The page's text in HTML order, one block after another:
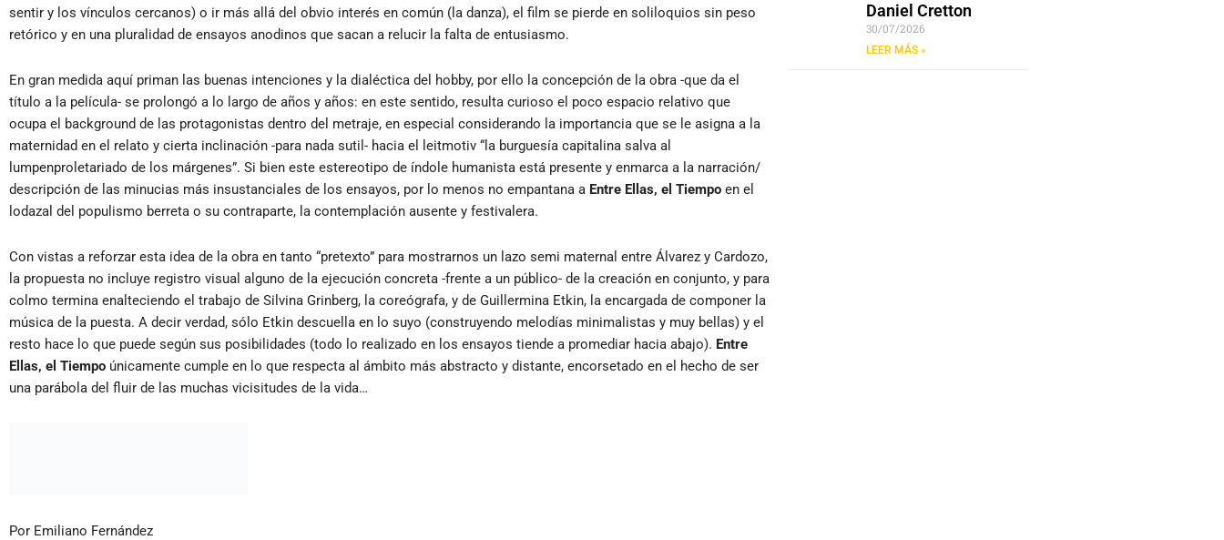
sentir y los vínculos cercanos) o ir más allá del obvio interés en común (la danza), el film se pierde en soliloquios sin peso
retórico y en una pluralidad de ensayos anodinos que sacan a relucir la falta de entusiasmo.
En gran medida aquí priman las buenas intenciones y la dialéctica del hobby, por ello la concepción de la obra -que da el
título a la película- se prolongó a lo largo de años y años: en este sentido, resulta curioso el poco espacio relativo que
ocupa el background de las protagonistas dentro del metraje, en especial considerando la importancia que se le asigna a la
maternidad en el relato y cierta inclinación -para nada sutil- hacia el leitmotiv “la burguesía capitalina salva al
lumpenproletariado de los márgenes”. Si bien este estereotipo de índole humanista está presente y enmarca a la narración/
descripción de las minucias más insustanciales de los ensayos, por lo menos no empantana a Entre Ellas, el Tiempo en el
lodazal del populismo berreta o su contraparte, la contemplación ausente y festivalera.
Con vistas a reforzar esta idea de la obra en tanto “pretexto” para mostrarnos un lazo semi maternal entre Álvarez y Cardozo,
la propuesta no incluye registro visual alguno de la ejecución concreta -frente a un público- de la creación en conjunto, y para
colmo termina enalteciendo el trabajo de Silvina Grinberg, la coreógrafa, y de Guillermina Etkin, la encargada de componer la
música de la puesta. A decir verdad, sólo Etkin descuella en lo suyo (construyendo melodías minimalistas y muy bellas) y el
resto hace lo que puede según sus posibilidades (todo lo realizado en los ensayos tiende a promediar hacia abajo). Entre
Ellas, el Tiempo únicamente cumple en lo que respecta al ámbito más abstracto y distante, encorsetado en el hecho de ser
una parábola del fluir de las muchas vicisitudes de la vida…
Por Emiliano Fernández
Daniel Cretton
30/07/2026
LEER MÁS »